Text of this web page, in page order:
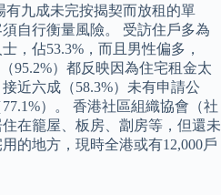
九成未完按揭契而放租的單
自行衡量風險。 受訪住戶多為
，佔53.3%，而且男性偏多，
95.2%）都反映因為住宅租金太
近六成（58.3%）未有申請公
）。 香港社區組織協會（社
在籠屋、板房、劏房等，但還未
的地方，現時全港或有12,000戶